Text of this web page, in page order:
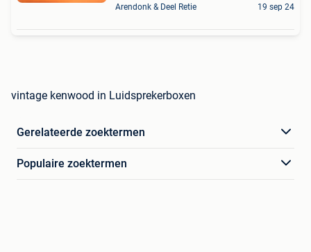
Arendonk & Deel Retie 19 sep 24
vintage kenwood in Luidsprekerboxen
Gerelateerde zoektermen
Populaire zoektermen